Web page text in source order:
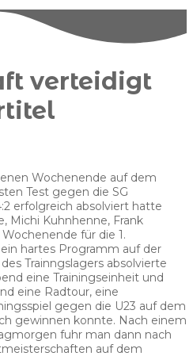
verteidigt
Wochenende auf dem
Test gegen die SG
erfolgreich absolviert hatte
Michi Kuhnhenne, Frank
für die 1.
hartes Programm auf der
Trainngslagers absolvierte
eine Trainingseinheit und
eine Radtour, eine
gegen die U23 auf dem
gewinnen konnte. Nach einem
fuhr man dann nach
auf dem